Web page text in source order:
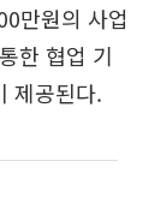
만원의 사업
한 협업 기
제공된다.